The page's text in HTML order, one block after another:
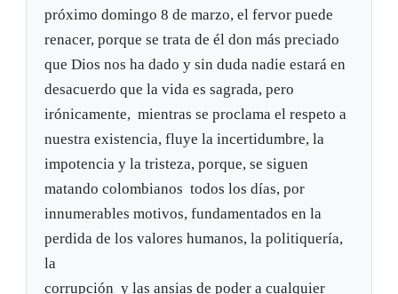
próximo domingo 8 de marzo, el fervor puede
renacer, porque se trata de él don más preciado
que Dios nos ha dado y sin duda nadie estará en
desacuerdo que la vida es sagrada, pero
irónicamente, mientras se proclama el respeto a
nuestra existencia, fluye la incertidumbre, la
impotencia y la tristeza, porque, se siguen
matando colombianos todos los días, por
innumerables motivos, fundamentados en la
perdida de los valores humanos, la politiquería,
la
corrupción y las ansias de poder a cualquier